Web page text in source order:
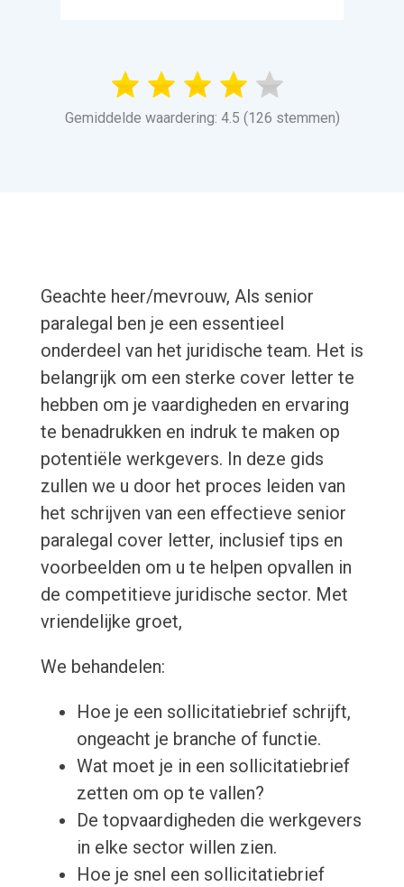
Gemiddelde waardering: 4.5 (126 stemmen)
Geachte heer/mevrouw, Als senior
paralegal ben je een essentieel
onderdeel van het juridische team. Het is
belangrijk om een sterke cover letter te
hebben om je vaardigheden en ervaring
te benadrukken en indruk te maken op
potentiële werkgevers. In deze gids
zullen we u door het proces leiden van
het schrijven van een effectieve senior
paralegal cover letter, inclusief tips en
voorbeelden om u te helpen opvallen in
de competitieve juridische sector. Met
vriendelijke groet,
We behandelen:
Hoe je een sollicitatiebrief schrijft,
ongeacht je branche of functie.
Wat moet je in een sollicitatiebrief
zetten om op te vallen?
De topvaardigheden die werkgevers
in elke sector willen zien.
Hoe je snel een sollicitatiebrief